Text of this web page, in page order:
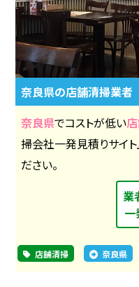
奈良県の店舗清掃業
奈良県でコストが低い
掃会社一発見積りサイト
ださい。
業
一
店舗清掃 奈良県